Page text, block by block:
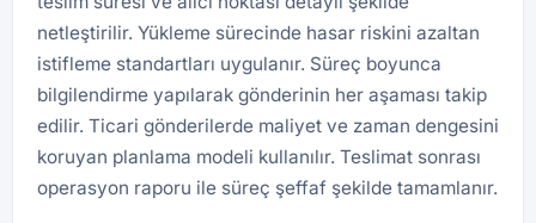
netleştirilir. Yükleme sürecinde hasar riskini azaltan
istifleme standartları uygulanır. Süreç boyunca
bilgilendirme yapılarak gönderinin her aşaması takip
edilir. Ticari gönderilerde maliyet ve zaman dengesini
koruyan planlama modeli kullanılır. Teslimat sonrası
operasyon raporu ile süreç şeffaf şekilde tamamlanır.